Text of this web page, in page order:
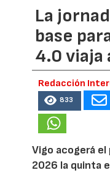
La
base
4.0 viaja
Redacción
833
Vigo acogerá el
2026 la quinta